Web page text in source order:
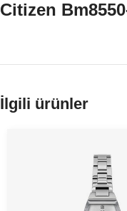
Citizen
İlgili ürünler